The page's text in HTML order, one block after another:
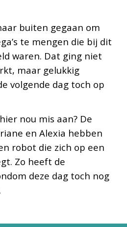
buiten gegaan om
te mengen die bij dit
waren. Dat ging niet
maar gelukkig
volgende dag toch op
nou mis aan? De
en Alexia hebben
robot die zich op een
Zo heeft de
deze dag toch nog